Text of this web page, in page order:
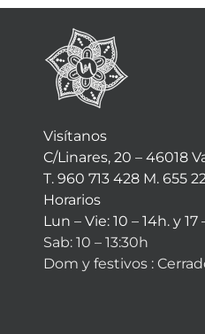
Visítanos
C/Linares, 20 – 46018
T. 960 713 428 M. 655
Horarios
Lun – Vie: 10 – 14h. y 17
Sab: 10 – 13:30h
Dom y festivos :